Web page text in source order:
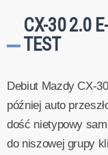
CX-30 2.0
TEST
Debiut Mazdy CX-
później auto
dość nietypowy
do niszowej grupy